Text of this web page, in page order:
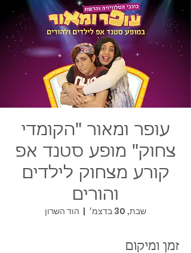
עופר ומאור "הקומדי
צחוק" מופע סטנד אפ
קורע מצחוק לילדים
והורים
שבת, 30 בדצמ׳
  |
הוד השרון
זמן ומיקום